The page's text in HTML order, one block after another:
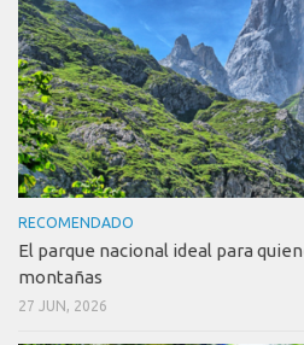
RECOMENDADO
El parque nacional ideal para
montañas
27 JUN, 2026